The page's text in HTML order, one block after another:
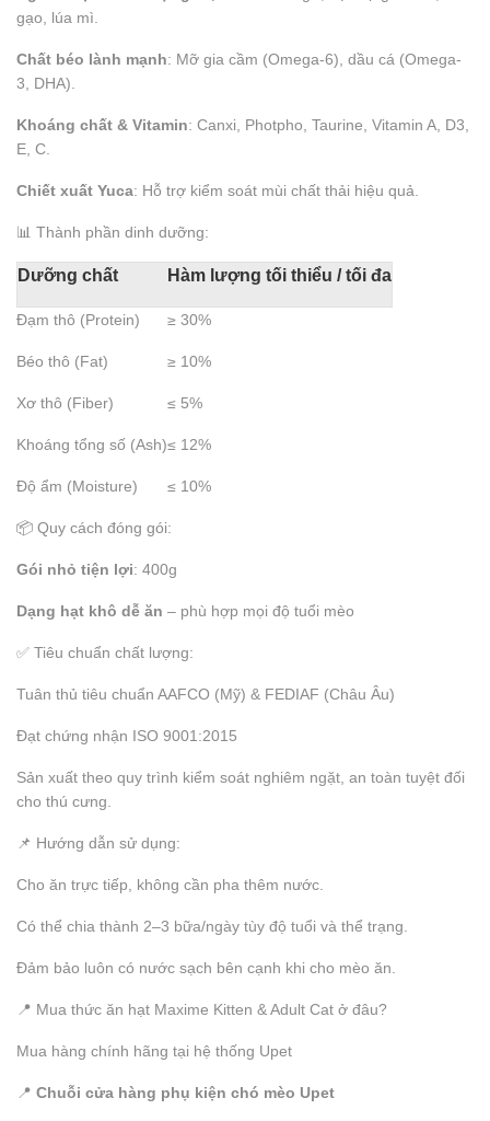
gạo, lúa mì.
Chất béo lành mạnh: Mỡ gia cầm (Omega-6), dầu cá (Omega-
3, DHA).
Khoáng chất & Vitamin: Canxi, Photpho, Taurine, Vitamin A, D3,
E, C.
Chiết xuất Yuca: Hỗ trợ kiểm soát mùi chất thải hiệu quả.
📊 Thành phần dinh dưỡng:
Dưỡng chất Hàm lượng tối thiểu / tối đa
Đạm thô (Protein) ≥ 30%
Béo thô (Fat) ≥ 10%
Xơ thô (Fiber) ≤ 5%
Khoáng tổng số (Ash)≤ 12%
Độ ẩm (Moisture) ≤ 10%
📦 Quy cách đóng gói:
Gói nhỏ tiện lợi: 400g
Dạng hạt khô dễ ăn – phù hợp mọi độ tuổi mèo
✅ Tiêu chuẩn chất lượng:
Tuân thủ tiêu chuẩn AAFCO (Mỹ) & FEDIAF (Châu Âu)
Đạt chứng nhận ISO 9001:2015
Sản xuất theo quy trình kiểm soát nghiêm ngặt, an toàn tuyệt đối
cho thú cưng.
📌 Hướng dẫn sử dụng:
Cho ăn trực tiếp, không cần pha thêm nước.
Có thể chia thành 2–3 bữa/ngày tùy độ tuổi và thể trạng.
Đảm bảo luôn có nước sạch bên cạnh khi cho mèo ăn.
📍 Mua thức ăn hạt Maxime Kitten & Adult Cat ở đâu?
Mua hàng chính hãng tại hệ thống Upet
📍 Chuỗi cửa hàng phụ kiện chó mèo Upet